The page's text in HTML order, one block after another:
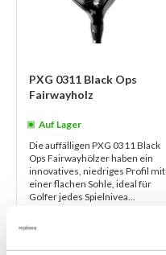
PXG 0311 Black Ops
Fairwayholz
Auf Lager
Die auffälligen PXG 0311 Black
Ops Fairwayhölzer haben ein
innovatives, niedriges Profil mit
einer flachen Sohle, ideal für
Golfer jedes Spielnivea...